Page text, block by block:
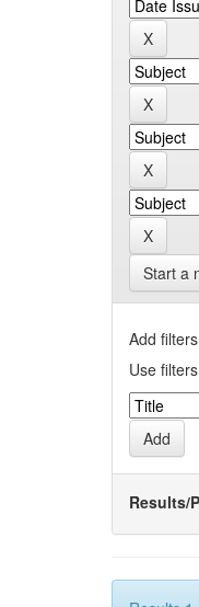
Start a
Add
Use
Results/